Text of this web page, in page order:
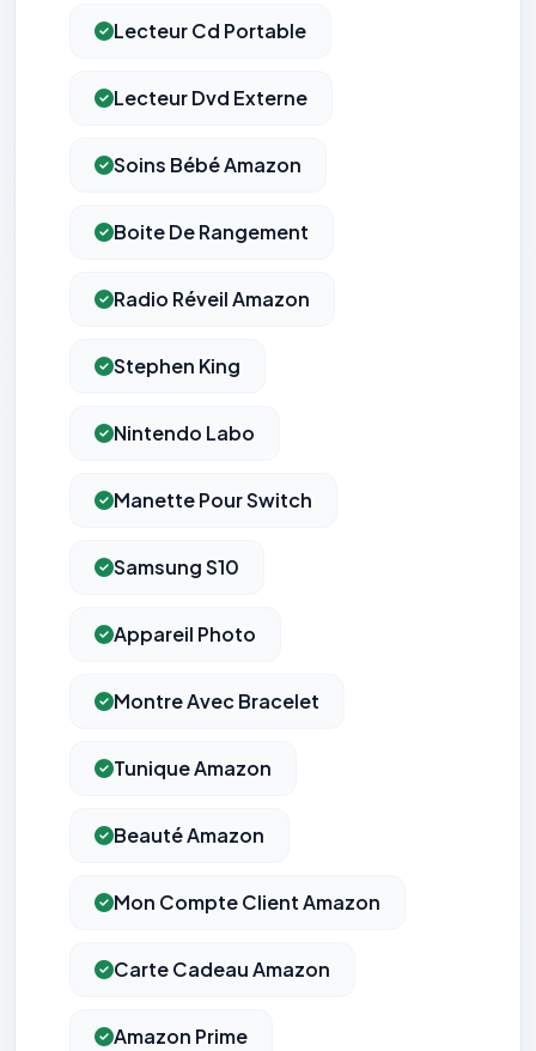
Lecteur Cd Portable
Lecteur Dvd Externe
Soins Bébé Amazon
Boite De Rangement
Radio Réveil Amazon
Stephen King
Nintendo Labo
Manette Pour Switch
Samsung S10
Appareil Photo
Montre Avec Bracelet
Tunique Amazon
Beauté Amazon
Mon Compte Client Amazon
Carte Cadeau Amazon
Amazon Prime